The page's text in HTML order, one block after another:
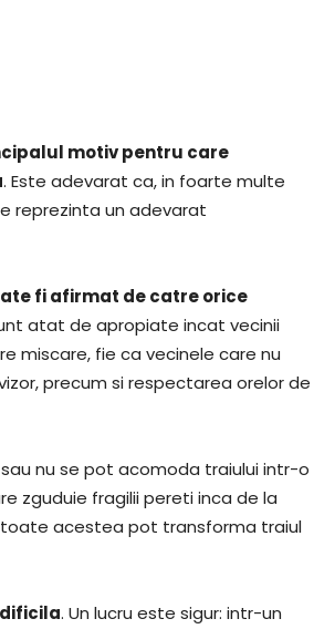
motiv pentru care
. Este adevarat ca, in foarte multe
reprezinta un adevarat
fi afirmat de catre orice
atat de apropiate incat vecinii
miscare, fie ca vecinele care nu
precum si respectarea orelor de
nu se pot acomoda traiului intr-o
zguduie fragilii pereti inca de la
toate acestea pot transforma traiul
. Un lucru este sigur: intr-un